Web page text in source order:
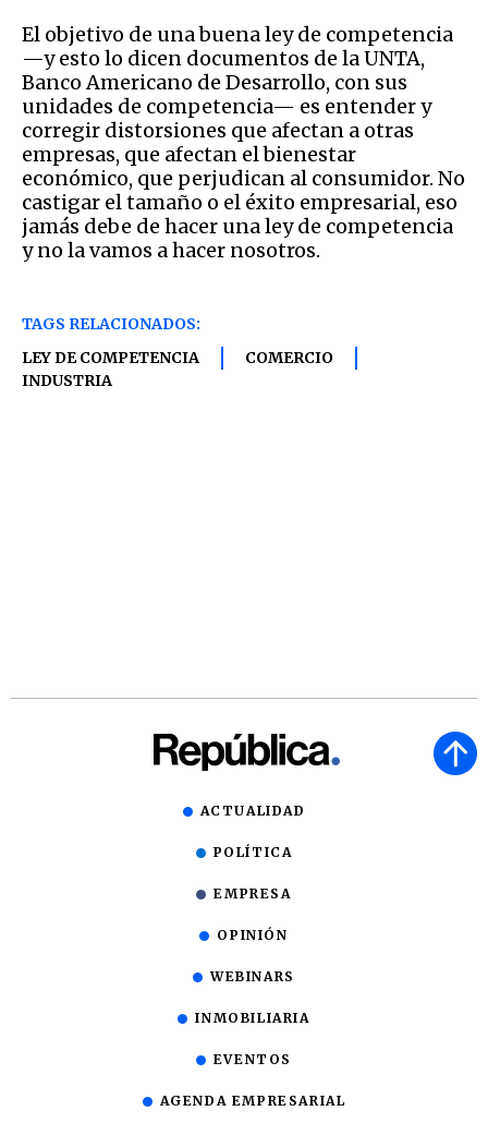
El objetivo de una buena ley de competencia
—y esto lo dicen documentos de la UNTA,
Banco Americano de Desarrollo, con sus
unidades de competencia— es entender y
corregir distorsiones que afectan a otras
empresas, que afectan el bienestar
económico, que perjudican al consumidor. No
castigar el tamaño o el éxito empresarial, eso
jamás debe de hacer una ley de competencia
y no la vamos a hacer nosotros.
TAGS RELACIONADOS:
LEY DE COMPETENCIA
COMERCIO
INDUSTRIA
ACTUALIDAD
POLÍTICA
EMPRESA
OPINIÓN
WEBINARS
INMOBILIARIA
EVENTOS
AGENDA EMPRESARIAL